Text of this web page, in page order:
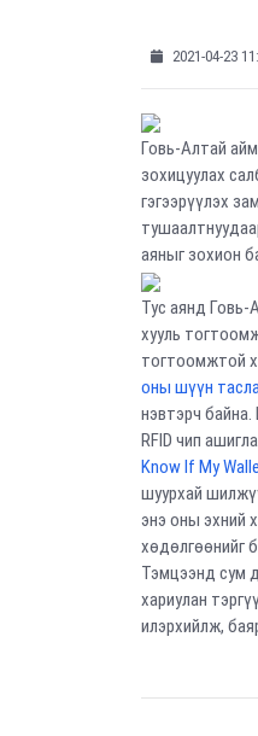
2021-04-23
Говь-Алтай
зохицуулах
гэгээрүүлэх
аяныг зохион
Тус аянд
хууль
тогтоомжтой
оны шүүн
нэвтэрч
RFID чип
Know If My
шуурхай
энэ оны эхний
хөдөлгөөнийг
Тэмцээнд сум
хариулан
илэрхийлж,